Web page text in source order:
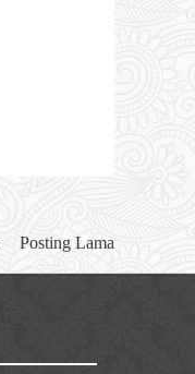
Posting Lama